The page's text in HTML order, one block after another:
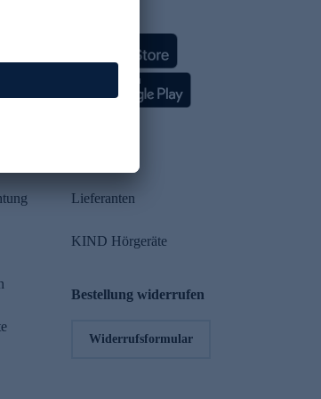
Lieferanten
KIND Hörgeräte
Bestellung widerrufen
Widerrufsformular